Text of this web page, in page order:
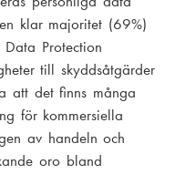
klar majoritet (69%)
Protection
till skyddsåtgärder
att det finns många
för kommersiella
av handeln och
oro bland